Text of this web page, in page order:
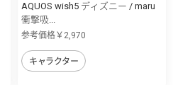
AQUOS wish5 ディズニー / maru
衝撃吸...
参考価格￥2,970
キャラクター